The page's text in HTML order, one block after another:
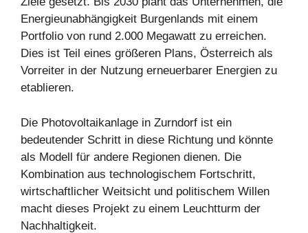
Energieunabhängigkeit Burgenlands mit einem
Portfolio von rund 2.000 Megawatt zu erreichen.
Dies ist Teil eines größeren Plans, Österreich als
Vorreiter in der Nutzung erneuerbarer Energien zu
etablieren.
Die Photovoltaikanlage in Zurndorf ist ein
bedeutender Schritt in diese Richtung und könnte
als Modell für andere Regionen dienen. Die
Kombination aus technologischem Fortschritt,
wirtschaftlicher Weitsicht und politischem Willen
macht dieses Projekt zu einem Leuchtturm der
Nachhaltigkeit.